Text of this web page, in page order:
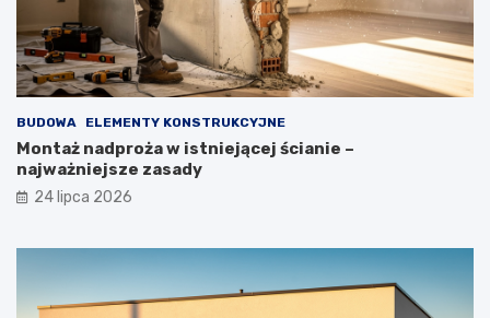
BUDOWA ELEMENTY KONSTRUKCYJNE
Montaż nadproża w istniejącej ścianie –
najważniejsze zasady
24 lipca 2026